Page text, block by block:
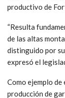
productivo de
“Resulta
de las altas
distinguido por
expresó el
Como ejemplo
producción de